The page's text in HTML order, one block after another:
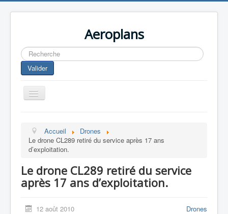
Aeroplans
Rechercher
Valider
Toggle
Navigation
Aviation Commerciale
Aviation d'Affaire
Aviation Militaire
Europespace
Drones
Accueil
Drones
Le drone CL289 retiré du service après 17 ans
d’exploitation.
Le drone CL289 retiré du service
après 17 ans d’exploitation.
12 août 2010 Drones